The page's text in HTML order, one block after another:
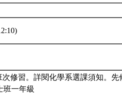
修習。詳閱化學系選課須知。先
班一年級